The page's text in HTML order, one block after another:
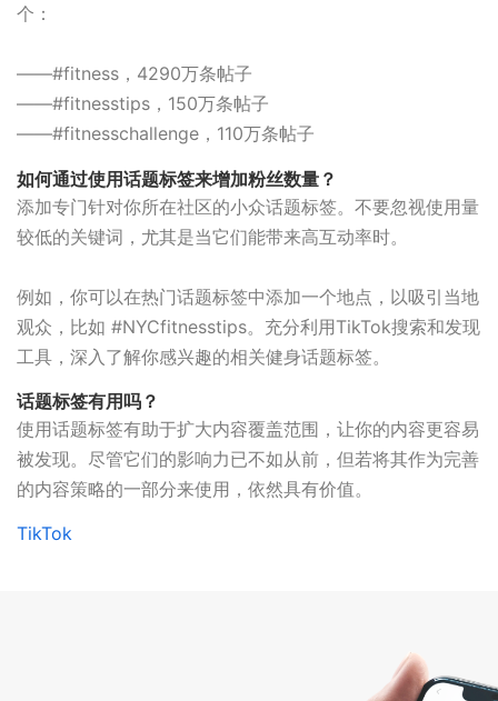
个：
——#fitness，4290万条帖子
——#fitnesstips，150万条帖子
——#fitnesschallenge，110万条帖子
如何通过使用话题标签来增加粉丝数量？
添加专门针对你所在社区的小众话题标签。不要忽视使用量
较低的关键词，尤其是当它们能带来高互动率时。
例如，你可以在热门话题标签中添加一个地点，以吸引当地
观众，比如 #NYCfitnesstips。充分利用TikTok搜索和发现
工具，深入了解你感兴趣的相关健身话题标签。
话题标签有用吗？
使用话题标签有助于扩大内容覆盖范围，让你的内容更容易
被发现。尽管它们的影响力已不如从前，但若将其作为完善
的内容策略的一部分来使用，依然具有价值。
TikTok